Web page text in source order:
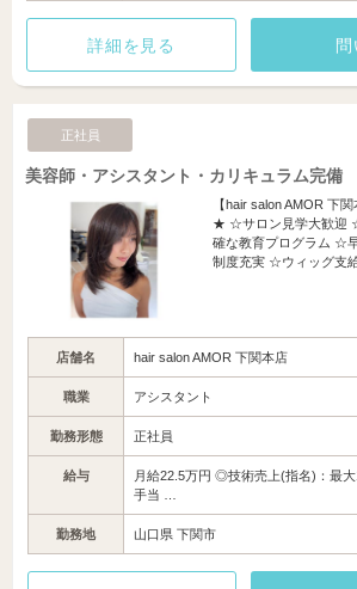
詳細を見る 問
正社員
美容師・アシスタント・カリキュラム完備
【hair salon AMOR 下
★ ☆サロン見学大歓迎
確な教育プログラム ☆
制度充実 ☆ウィッグ支
店舗名 hair salon AMOR 下関本店
職業 アシスタント
勤務形態 正社員
給与
月給22.5万円 ◎技術売上(指名)：最
手当 …
勤務地 山口県 下関市